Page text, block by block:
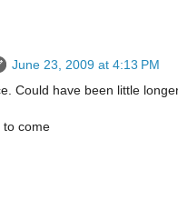
June 23, 2009 at 4:13 PM
Could have been little
to come